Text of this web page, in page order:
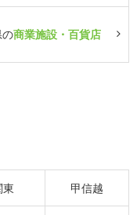
の商業施設・百貨店
東 甲信越